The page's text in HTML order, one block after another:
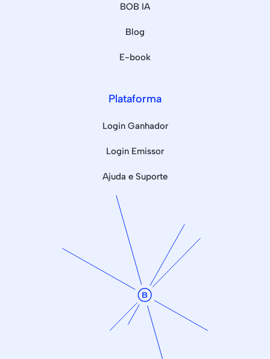
BOB IA
Blog
E-book
Plataforma
Login Ganhador
Login Emissor
Ajuda e Suporte